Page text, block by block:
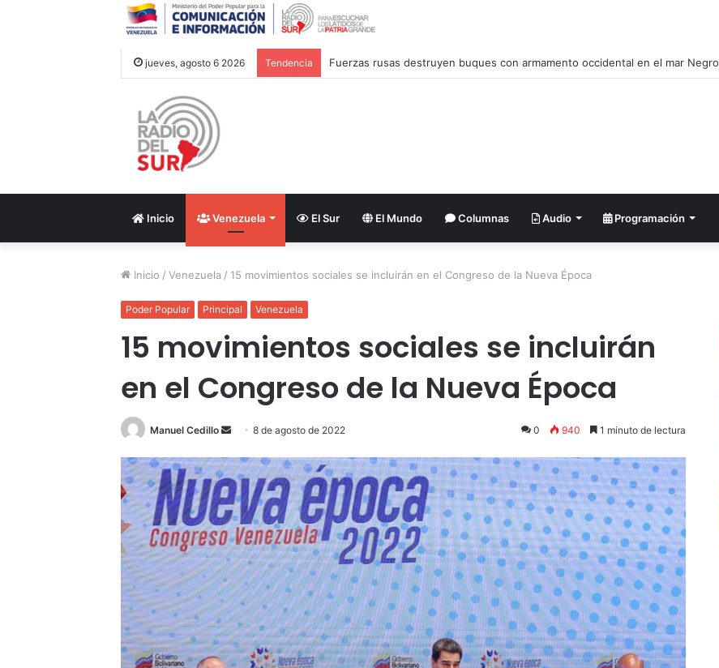
jueves, agosto 6 2026 Tendencia Fuerzas rusas destruyen buques con armamento occidental en el mar Negro
Inicio Venezuela El Sur El Mundo Columnas Audio Programación
Inicio / Venezuela / 15 movimientos sociales se incluirán en el Congreso de la Nueva Época
Poder Popular Principal Venezuela
15 movimientos sociales se incluirán
en el Congreso de la Nueva Época
Manuel Cedillo
Send
email
8 de agosto de 2022 0 940 1 minuto de lectura